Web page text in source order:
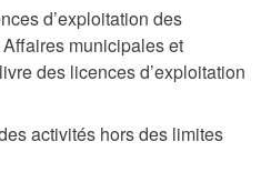
d’exploitation des
municipales et
des licences d’exploitation
activités hors des limites